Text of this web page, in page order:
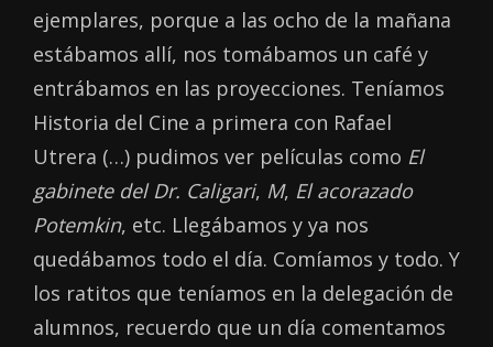
ejemplares, porque a las ocho de la mañana
estábamos allí, nos tomábamos un café y
entrábamos en las proyecciones. Teníamos
Historia del Cine a primera con Rafael
Utrera (…) pudimos ver películas como El
gabinete del Dr. Caligari, M, El acorazado
Potemkin, etc. Llegábamos y ya nos
quedábamos todo el día. Comíamos y todo. Y
los ratitos que teníamos en la delegación de
alumnos, recuerdo que un día comentamos